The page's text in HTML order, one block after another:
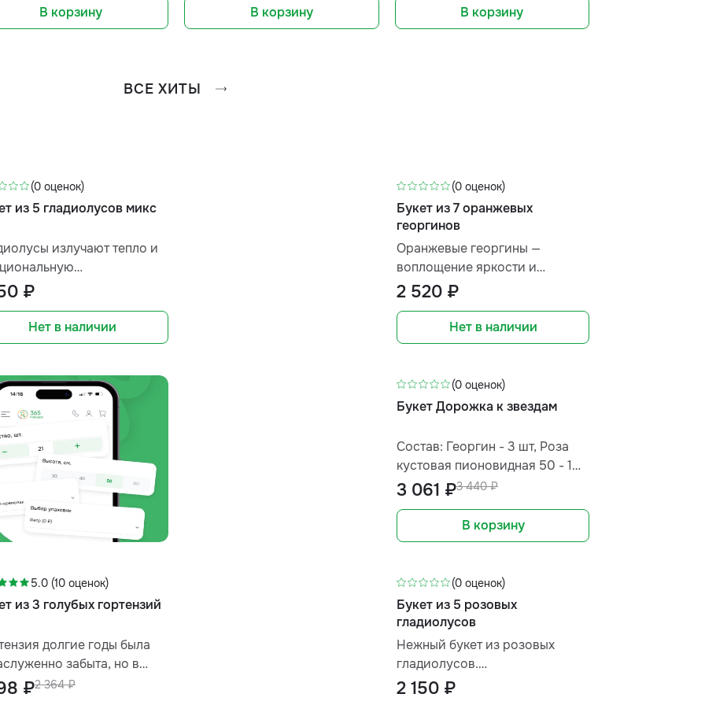
В корзину В корзину В корзину
ВСЕ ХИТЫ
(0 оценок)
из 5 гладиолусов микс
излучают тепло и
создавая
и стиля.
способ выразить
любимого человека
₽
Нет в наличии
(0 оценок)
Букет из 7 оранжевых
георгинов
Оранжевые георгины —
воплощение яркости и
элегантности! Их нежный
лучи, согревающие сердце.
Этот букет наполнит
радостью, став идеальным
подарком для тех, кто ценит
красоту природы!
2 520 ₽
Нет в наличии
(0 оценок)
Букет Дорожка к звездам
Состав: Георгин - 3 шт, Роза
кустовая пионовидная 50 - 1
шт, Гладиолус - 1 шт, Гиперикум
Краспедия - 2 шт, Лимониум - 1
шт
3 440 ₽
3 061 ₽
В корзину
5.0 (10 оценок)
из 3 голубых гортензий
долгие годы была
забыта, но в
время этот
2 364 ₽
₽
(0 оценок)
Букет из 5 розовых
гладиолусов
Нежный букет из розовых
гладиолусов.
Элегантный, стильный букет
2 150 ₽